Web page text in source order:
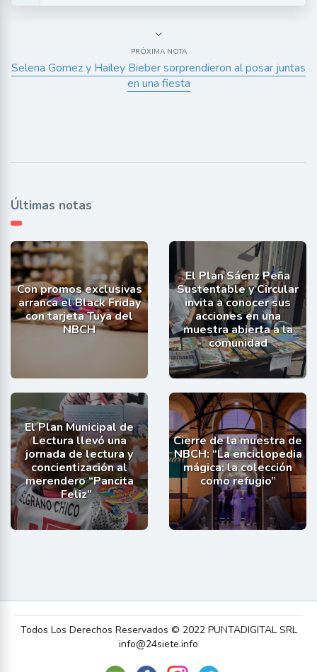
PRÓXIMA NOTA
Selena Gomez y Hailey Bieber sorprendieron al posar juntas
en una fiesta
Últimas notas
Con promos exclusivas
arranca el Black Friday
con tarjeta Tuya del
NBCH
El Plan Sáenz Peña
Sustentable y Circular
invita a conocer sus
acciones en una
muestra abierta a la
comunidad
El Plan Municipal de
Lectura llevó una
jornada de lectura y
concientización al
merendero “Pancita
Feliz”
Cierre de la muestra de
NBCH: “La enciclopedia
mágica: la colección
como refugio”
Todos Los Derechos Reservados © 2022 PUNTADIGITAL SRL
info@24siete.info